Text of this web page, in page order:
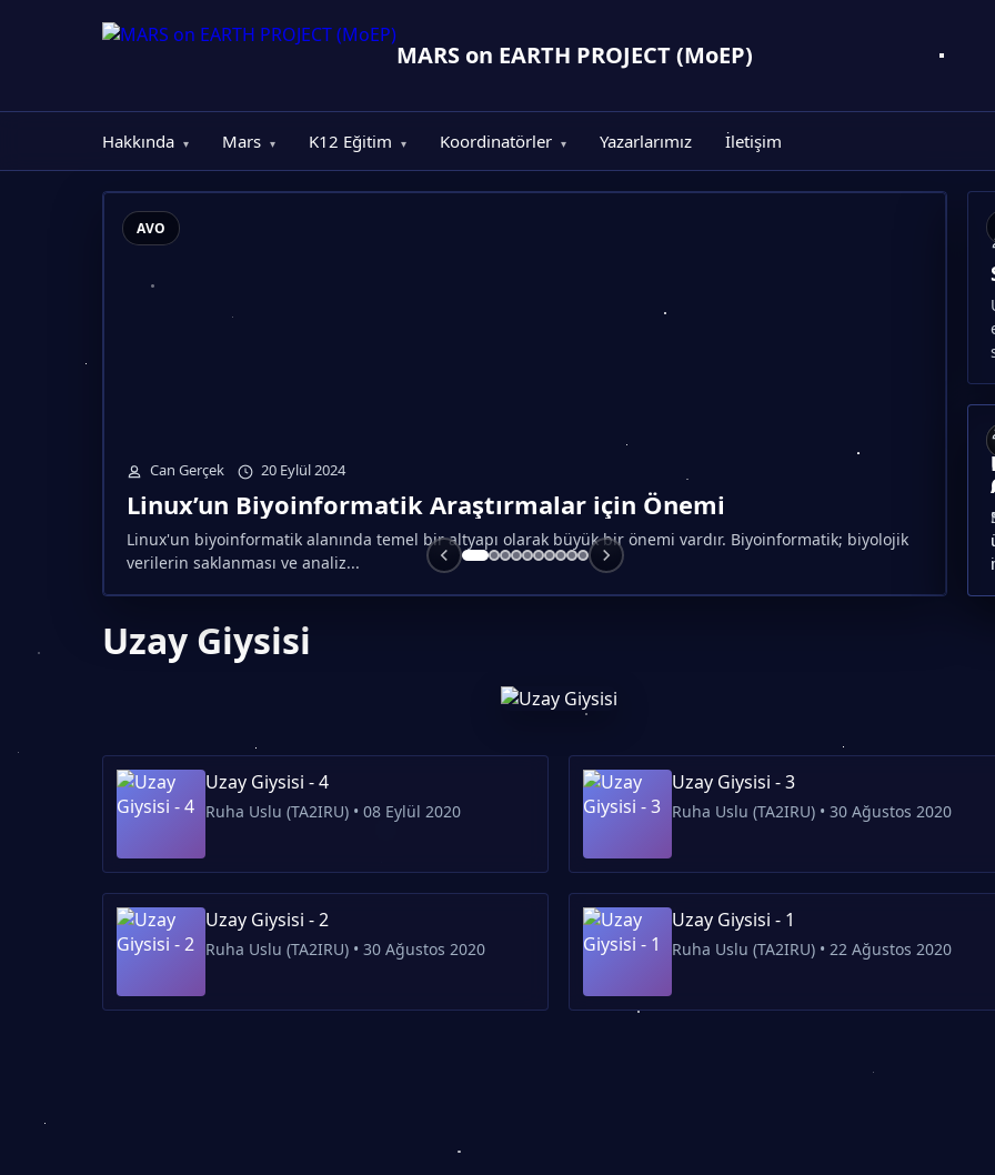
MARS on EARTH PROJECT (MoEP)
Hakkında ▾ Mars ▾ K12 Eğitim ▾ Koordinatörler ▾ Yazarlarımız İletişim
AVO
Can Gerçek 20 Eylül 2024
Linux’un Biyoinformatik Araştırmalar için Önemi
Linux'un biyoinformatik alanında temel bir altyapı olarak büyük bir önemi vardır. Biyoinformatik; biyolojik
verilerin saklanması ve analiz...
Uzay Giysisi
Uzay Giysisi - 4
Ruha Uslu (TA2IRU) • 08 Eylül 2020
Uzay Giysisi - 3
Ruha Uslu (TA2IRU) • 30 Ağustos 2020
Uzay Giysisi - 2
Ruha Uslu (TA2IRU) • 30 Ağustos 2020
Uzay Giysisi - 1
Ruha Uslu (TA2IRU) • 22 Ağustos 2020